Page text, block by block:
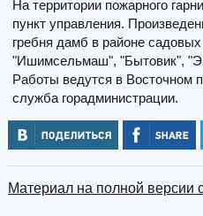
На территории пожарного
пункт управления.
гребня дамб в районе
"Ишимсельмаш", "Бытовик",
Работы ведутся в Восточном
служба горадминистрации.
Материал на полной версии